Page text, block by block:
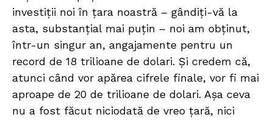
investiții noi în țara noastră – gândiți-vă la
asta, substanțial mai puțin – noi am obținut,
într-un singur an, angajamente pentru un
record de 18 trilioane de dolari. Și credem că,
atunci când vor apărea cifrele finale, vor fi mai
aproape de 20 de trilioane de dolari. Așa ceva
nu a fost făcut niciodată de vreo țară, nici